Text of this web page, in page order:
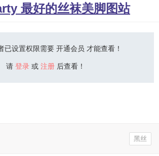
最好的丝袜美脚图站
已设置权限需要 开通会员 才能查看！
请 登录 或 注册 后查看！
黑丝